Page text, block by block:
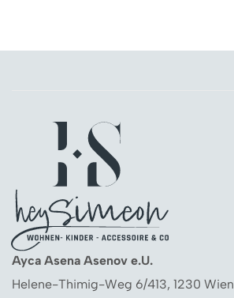
Ayca Asena Asenov e.U.
Helene-Thimig-Weg 6/413, 1230 Wien